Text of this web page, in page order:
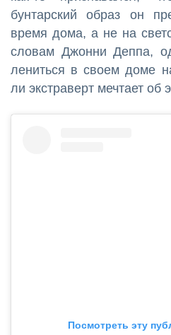
бунтарский образ он
время дома, а не на
словам Джонни Деппа,
лениться в своем доме
ли экстраверт мечтает об
Посмотреть эту